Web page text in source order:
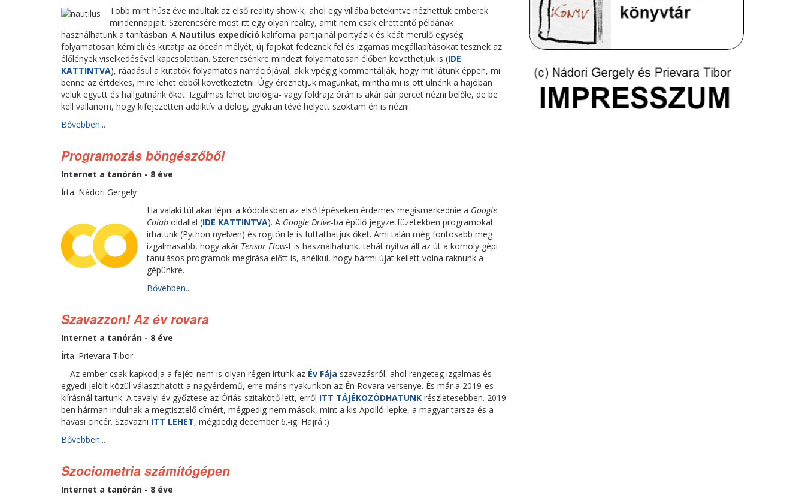
Több mint húsz éve indultak az első reality show-k, ahol egy villába betekintve nézhettük emberek
mindennapjait. Szerencsére most itt egy olyan reality, amit nem csak elrettentő példának
használhatunk a tanításban. A Nautilus expedíció kalifornai partjainál portyázik és kéát merülő egység
folyamatosan kémleli és kutatja az óceán mélyét, új fajokat fedeznek fel és izgamas megállapításokat tesznek az
élőlények viselkedésével kapcsolatban. Szerencsénkre mindezt folyamatosan élőben követhetjük is (IDE
KATTINTVA), ráadásul a kutatók folyamatos narrációjával, akik vpégig kommentálják, hogy mit látunk éppen, mi
benne az értdekes, mire lehet ebből következtetni. Úgy érezhetjük magunkat, mintha mi is ott ülnénk a hajóban
velük együtt és hallgatnánk őket. Izgalmas lehet biológia- vagy földrajz órán is akár pár percet nézni belőle, de be
kell vallanom, hogy kifejezetten addiktív a dolog, gyakran tévé helyett szoktam én is nézni.
Bővebben...
Programozás böngészőből
Internet a tanórán - 8 éve
Írta: Nádori Gergely
Ha valaki túl akar lépni a kódolásban az első lépéseken érdemes megismerkednie a Google
Colab oldallal (IDE KATTINTVA). A Google Drive-ba épülő jegyzetfüzetekben programokat
írhatunk (Python nyelven) és rögtön le is futtathatjuk őket. Ami talán még fontosabb meg
izgalmasabb, hogy akár Tensor Flow-t is használhatunk, tehát nyitva áll az út a komoly gépi
tanulásos programok megírása előtt is, anélkül, hogy bármi újat kellett volna raknunk a
gépünkre.
Bővebben...
Szavazzon! Az év rovara
Internet a tanórán - 8 éve
Írta: Prievara Tibor
Az ember csak kapkodja a fejét! nem is olyan régen írtunk az Év Fája szavazásról, ahol rengeteg izgalmas és
egyedi jelölt közül választhatott a nagyérdemű, erre máris nyakunkon az Én Rovara versenye. És már a 2019-es
kiírásnál tartunk. A tavalyi év győztese az Óriás-szitakötő lett, erről ITT TÁJÉKOZÓDHATUNK részletesebben. 2019-
ben hárman indulnak a megtisztelő címért, mégpedig nem mások, mint a kis Apolló-lepke, a magyar tarsza és a
havasi cincér. Szavazni ITT LEHET, mégpedig december 6.-ig. Hajrá :)
Bővebben...
Szociometria számítógépen
Internet a tanórán - 8 éve